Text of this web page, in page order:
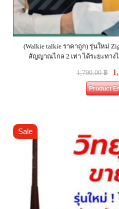
(Walkie talkie ราคาถูก) รุ่นใหม่
สัญญาณไกล 2 เท่า ได้ระยะทาง
1,790.00฿
Product
Sale